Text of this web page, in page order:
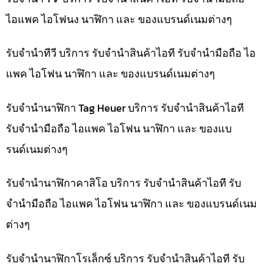
ไอแพค ไอโฟนง นาฬิกา และ ของแบรนด์เนมต่างๆ
รับจำนำทีวี บริการ รับจำนำสินค้าไอที รับจำนำมือถือ ไอ
แพค ไอโฟน นาฬิกา และ ของแบรนด์เนมต่างๆ
รับจำนำนาฬิกา Tag Heuer บริการ รับจำนำสินค้าไอที
รับจำนำมือถือ ไอแพค ไอโฟน นาฬิกา และ ของแบ
รนด์เนมต่างๆ
รับจำนำนาฬิกาคาสิโอ บริการ รับจำนำสินค้าไอที รับ
จำนำมือถือ ไอแพค ไอโฟน นาฬิกา และ ของแบรนด์เนม
ต่างๆ
รับจำนำนาฬิกาโรเล็กซ์ บริการ รับจำนำสินค้าไอที รับ